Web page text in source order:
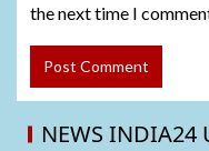
the next time I
NEWS INDIA24